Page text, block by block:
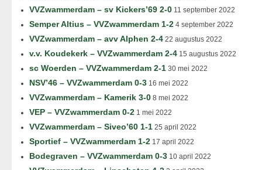
VVZwammerdam – sv Kickers’69 2-0 11 september 2022
Semper Altius – VVZwammerdam 1-2 4 september 2022
VVZwammerdam – avv Alphen 2-4 22 augustus 2022
v.v. Koudekerk – VVZwammerdam 2-4 15 augustus 2022
sc Woerden – VVZwammerdam 2-1 30 mei 2022
NSV’46 – VVZwammerdam 0-3 16 mei 2022
VVZwammerdam – Kamerik 3-0 8 mei 2022
VEP – VVZwammerdam 0-2 1 mei 2022
VVZwammerdam – Siveo’60 1-1 25 april 2022
Sportief – VVZwammerdam 1-2 17 april 2022
Bodegraven – VVZwammerdam 0-3 10 april 2022